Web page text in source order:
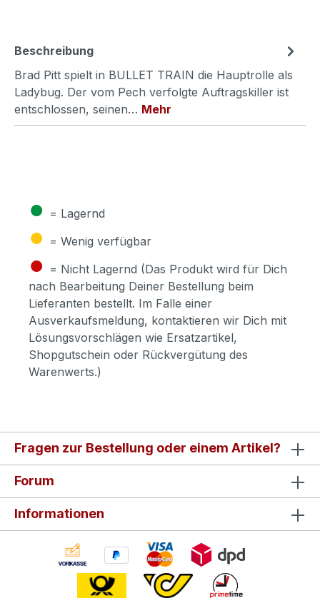
Beschreibung
Brad Pitt spielt in BULLET TRAIN die Hauptrolle als
Ladybug. Der vom Pech verfolgte Auftragskiller ist
entschlossen, seinen… Mehr
● = Lagernd
● = Wenig verfügbar
● = Nicht Lagernd (Das Produkt wird für Dich
nach Bearbeitung Deiner Bestellung beim
Lieferanten bestellt. Im Falle einer
Ausverkaufsmeldung, kontaktieren wir Dich mit
Lösungsvorschlägen wie Ersatzartikel,
Shopgutschein oder Rückvergütung des
Warenwerts.)
Fragen zur Bestellung oder einem Artikel?
Forum
Informationen